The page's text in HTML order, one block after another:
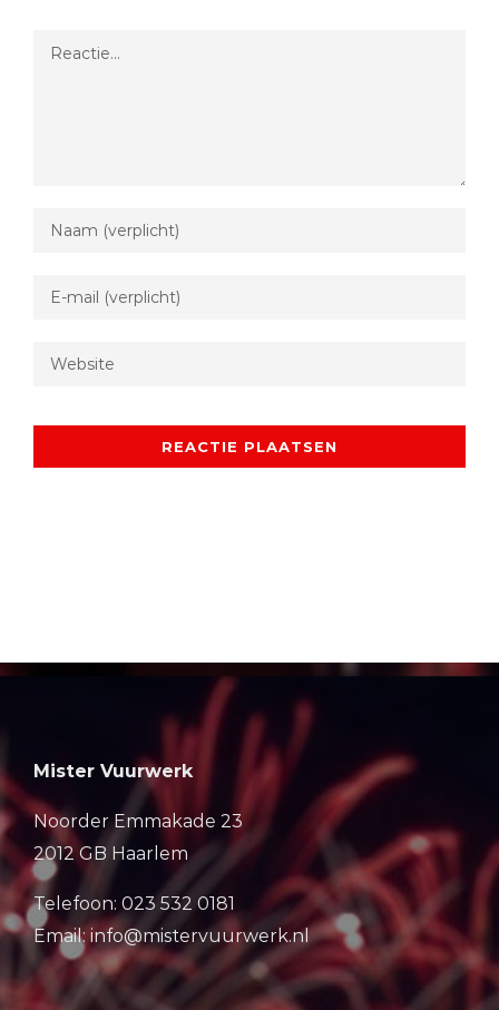
Mister Vuurwerk
Noorder Emmakade 23
2012 GB Haarlem
Telefoon: 023 532 0181
Email: info@mistervuurwerk.nl